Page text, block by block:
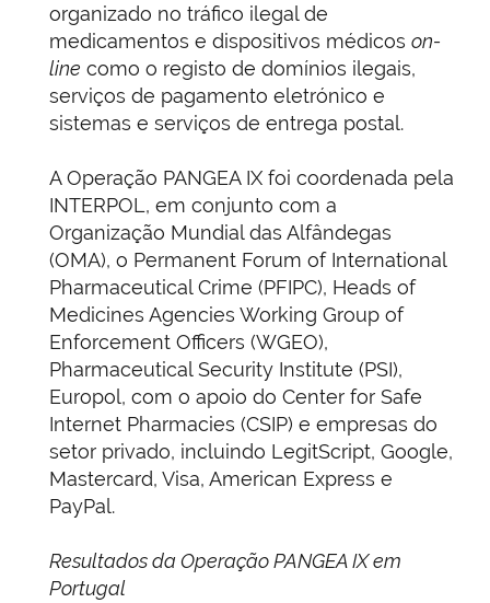
organizado no tráfico ilegal de
medicamentos e dispositivos médicos on-
line como o registo de domínios ilegais,
serviços de pagamento eletrónico e
sistemas e serviços de entrega postal.
A Operação PANGEA IX foi coordenada pela
INTERPOL, em conjunto com a
Organização Mundial das Alfândegas
(OMA), o Permanent Forum of International
Pharmaceutical Crime (PFIPC), Heads of
Medicines Agencies Working Group of
Enforcement Officers (WGEO),
Pharmaceutical Security Institute (PSI),
Europol, com o apoio do Center for Safe
Internet Pharmacies (CSIP) e empresas do
setor privado, incluindo LegitScript, Google,
Mastercard, Visa, American Express e
PayPal.
Resultados da Operação PANGEA IX em
Portugal